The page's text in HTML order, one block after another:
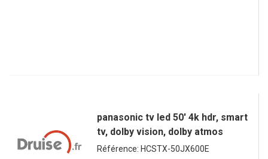
panasonic tv led 50' 4k hdr, smart
tv, dolby vision, dolby atmos
Référence: HCSTX-50JX600E